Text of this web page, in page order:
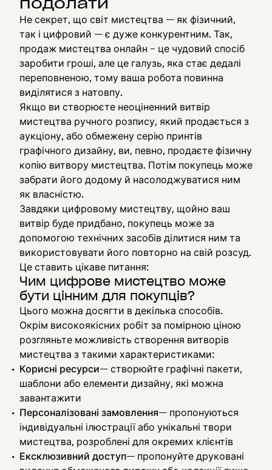
Не секрет, що світ мистецтва — як фізичний,
так і цифровий — є дуже конкурентним. Так,
продаж мистецтва онлайн – це чудовий спосіб
заробити гроші, але це галузь, яка стає дедалі
переповненою, тому ваша робота повинна
виділятися з натовпу.
Якщо ви створюєте неоціненний витвір
мистецтва ручного розпису, який продається з
аукціону, або обмежену серію принтів
графічного дизайну, ви, певно, продаєте фізичну
копію витвору мистецтва. Потім покупець може
забрати його додому й насолоджуватися ним
як власністю.
Завдяки цифровому мистецтву, щойно ваш
витвір буде придбано, покупець може за
допомогою технічних засобів ділитися ним та
використовувати його повторно на свій розсуд.
Це ставить цікаве питання:
Чим цифрове мистецтво може
бути цінним для покупців?
Цього можна досягти в декілька способів.
Окрім високоякісних робіт за помірною ціною
розгляньте можливість створення витворів
мистецтва з такими характеристиками:
Корисні ресурси— створюйте графічні пакети,
шаблони або елементи дизайну, які можна
завантажити
Персоналізовані замовлення— пропонуються
індивідуальні ілюстрації або унікальні твори
мистецтва, розроблені для окремих клієнтів
Ексклюзивний доступ— пропонуйте друковані